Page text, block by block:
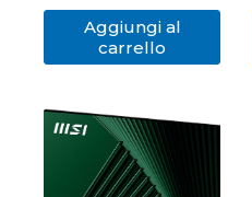
Aggiungi al
carrello